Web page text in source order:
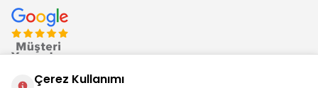
Çerez Kullanımı